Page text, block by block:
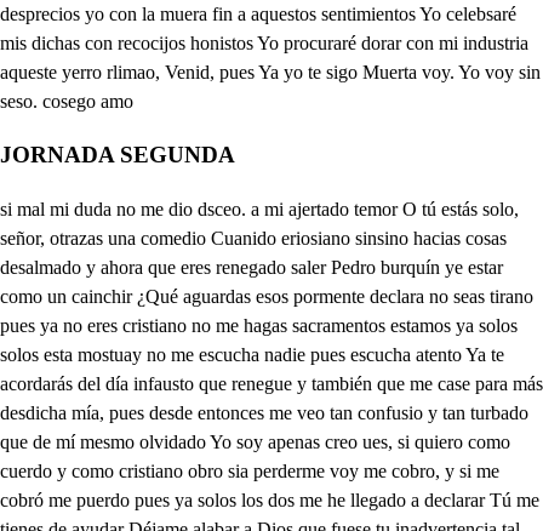
JORNADA SEGUNDA
si mal mi duda no me dio dsceo. a mi ajertado temor O tú estás solo, señor, otrazas una comedio Cuanido eriosiano sinsino hacias cosas desalmado y ahora que eres renegado saler Pedro burquín ye estar como un cainchir ¿Qué aguardas esos pormente declara no seas tirano pues ya no eres cristiano no me hagas sacramentos estamos ya solos solos esta mostuay no me escucha nadie pues escucha atento Ya te acordarás del día infausto que renegue y también que me case para más desdicha mía, pues desde entonces me veo tan confusio y tan turbado que de mí mesmo olvidado Yo soy apenas creo ues, si quiero como cuerdo y como cristiano obro sia perderme voy me cobro, y si me cobró me puerdo pues ya solos los dos me he llegado a declarar Tú me tienes de ayudar Déjame alabar a Dios que fuese tu inadvertencia tal que se trujese avara a que fueres moro para que tengas mejor conciencia Mas puues quieres mi favor porque ayude tu ventura Dame cualquiera costura y manos a la labor Yo quisiera esquifeo que entre la tirbaligera que se enbarla en la galera que fuesen turbado estoy No es lo que te está turbando Eso mao como atrevido en la vurtud no has leído la estás ahora deletreando yo hice aqueste yerro a furioso y de ocoperado porque al cielo conjurado eypresu mí contra mí. porque a Eugenia oimaginaba que soberbio y importuro en sus bóvedas neptuno tu cadaver sepultaba mas es tal imaginando que están porque más me asombre si ofendiendo a Dios el hombre al hombre Dios perdonando y así quiere ir a buscar en un ligero nabio porque quese mar imprío de Dios el inadoso mar y si no fia besa igual aumente trinos vimiento. de mí que sus y furos el viento, de miolo el raudal ya que me determino y tú mi ayuida has de ser te quiero dar a entender la industria que yo imagino mío maal bárbaro. meizo de cien afrillanos, caintan, porque y mi manos de la casóli la lez boren el sagrado injurio y en la costa valenciana a toda gente cristiana, la reduzca a cantiberío Y para eso está en la playo un ligero vergantir que con soplos declarir a todo el mar tiene araya con ocasión de los remos y el embarcar cien cristicoos entre todos y mimanos matar los moros podemos a que me vea dueño. del buque con esta hazaña pasaré a mi patria a España con que peradesenireno para mí, pues si atrevido estos perros de esta suerte al alma le dieron muerte Yo he de quitarlos la vidas. olos meteréen la trena dándome fiel testimonio, y daremos al demonio. señor, unaa buen ajena de Eugenia se se olvida ppues si nos vamos los dos en ella te juro aDios Qué será linda partida Pues que tú entras al espacio donde está mi prenda amada se lo di que ella informada de lo que pasá el palacio dejara Qué bravo toque Yo sólo la he de traer sin poderlo defender que es el Rey ni rey ni robu Pues silencio le dibujo Ya son agravios Digo que encerar los labos he de parecer cartujo pues a Dios y si de aquí logro el pasaje de España. Yo haré que por esta azana se acuerde el mundo de mí pues si eso lo gras, yo espero que te llamen las Españas inventador de azañas venturoso aganera Mas cielos en que me agravia Aquí de Dios esta tierra si de amor está una purra cndo rabía cuando parbre onglas este lombre me talabría al punto le doy la queja y viene como una oveja a darme un ibolo de cabro, si de mi vista no es hierro alale juraría con efeco que Taríf con gran secreto hablaba con este perro ypor laotro po co descansa quejoso amor que está mal pasado pero con este crizado no estaba hablando mi esposo entrarme quiero allá dentro. Vaya la galga a escuelgar pero qre llego a mirar Digo Táírenme este encuentro tenido esto No te vayas ono lo puedo excusar porque en viéndote nevo mas voy a dar mi embajado y le detier ar la sa Ya desespiero liendo de por aquí mecer caduero perta pora la puenatajada embajada le hoy decir que va esté criado a dar mi sospecha que pusar no me ha llegado a mentir sabré lo que es, en efecto pues le vi con el hablar quiero llegar a purar lo que le dijo en secreto. Qué es dispara te imagino elirme de aquí, porque para partir de aquía fe que no he encontrado camino si mi furor y mi mano si mi cólera y mimana ¿Qué es esto? Aquí estás hermana? Tú aquí qué es aqueesto hermano Yo quedo muy bien aviado elo este pobre amparar porque de aqueesta hermandad quenso salir asacteado Aquí este criado estaba hablando con Taris que en que yo le hablaba miente. uste quiera el quien me hablaba pues él contigo enetrato allá ciertas pretensiones Sobre que sóbregaleones ya leone como plata sinolo No hay que tratar Refiérelo Hay tal porfía decirte lo que el decía peria hablar de la mar pues perro Ya se des boca dadle un tormento al instante si me le dan con turbante será tormento de tola Digo el caso con efecto que ahora no será mengua como huimeda es la lengua resbala cualquier secreto no lo dices. aya me ladra No prosigues que yo zobra Yo lo pondré por la obró ya que he dado lo palabro dice que como le envías a ser cosario sus manos ppara amarar los cristianos quiere tomar unaslías. y en siendo de nochea yula al navio mui sentidos que mientras esteis dormidos el procura estar en vela y en esto no haye locura pues antes discreto es ppara que todos desquíés veáis del dueño la soltura Él pasa a España losano, porque dice el pobrecito que de ser moro está aito y quiere trolar cristiano tú extrañad su yerro por llevar moros a todos pretende por varios modos reppartir les pan de perro, y porque más lo encarezcas cuando acabe de matar los ha de echar a lomar pporque son muy lindas perlas estos venojo acrisola, que como ve queen la nave un morillo y otro cabe los quiere dar yolguembola. Ya he dicho cuanto es aludo y así te quiero pedir señor, que me deera oisedo e todo lo hastaido y si me excusáis del daño Albano a trabajar voy y cuanto más aquí esto hay más que acer en el vano. de cólera quido ciego, Recela, Tariq tu estrago. que bacifrada en mi amaro. todo la esfera del fuego Si a esto mi esposo se atrevo preciso sejan sus daños de le segulcro a mis años. esa campaña de nievo mi voz a los cielos clame, pruebe mi rabia y furor. falso tradir Vive felice. Muere infame. aja con Dios Antes te quiero advertir di que que si ha de morir un alma vive en los dos y considera en tal calma que si fallece en tal suerte bcano no más que una muerta quedan dos cuerpos sin alma aunque hoy la muerte le dé sola tu hino me engaño. ocasionaste su daño Yo, porque escucha, porque un baro unvidradán de agua lleno, hoy en su líguido cristal un traidor undesleal cauteloso hecho veneno. y el mirero quebebio el vocor sin doble trato a no muy distante rato. infelice revento Esto fuves a este cristiano le sucedió sin ventura que el veneno es tu hermosura y ha sido el cristal tu mano pues no suyo escruquiloso tal felicidad gozar y así, luno a reventar de ypuro verse dichoso. y pruebo que si en tal dicha no viera tu perfeción Él no tuviera occisión para beber su desdicho Considera, mira, advierte que si en su feliz estado por la voz areventado que está cercana su muerte para cuadrido tantos cielos, ardientes rayos guardáis porque no los arrojáis para alabar mis desvelos mate me en esa ribera fiera que el roble en cadena mas si no mata esta yrena Qué fiera hay que sea tan fiera pero no muera el ingrato y vuelva a vivir mi vida. porque he de andar yo yrerdida con quien halló siempre ingrato y si faltanrstrumentos por mi boca y por mis ojos sea su vida despojos de todos cuatro elementos mi llanto con breves plazos se anegue y ruez tal me miro. olon un delul suspiro al viento vuele en pedazos. y ppues, mira mi razón pueo el mimo llegué abrazarle y sepulcro en que enterrarle ofrezca mi corazón. pero la muerte que aquí aplilo al esclavo cruel, buscándola contra él la vengo a hallar contra mí. que cuando al aire le entrego al fuego al agua y al viento me sirven de momimento viento agua, tierra y fuego hoy tuogritos feroces dale corada y conjeture sivienes de donde mal pleito tienes metiéndolo todo a voces. no tener rostrotereno dar voces no haber regalo Bien puede ello no ser malo pero no puede ser bueno tarif procede y mi mano contra nuestra tantale siendo a mí a mi hermano al Rey falso atrevido y tirano, y es justo que le prevengo muerte en que llegué a pagar cómo que le han de matar nunca mayor mal le venga siempre dije oviera abuso estar tú con él tan cluela dístele lino en tu vuela con quedio en andar al uso no llores, porque es fiereza el llegarte así apodrir Mira, déjale morir yas cuenta que fue fineza más pucheros patarata Ya te has echado a purder mas los guerras porcocer la crudeza con que trata Déjale combarabas Eso no queen su favor ha de obrar siempre mi amor fortuna hagalo de más. lesde y astí quiero ir apalao depa de por estorbar tal pusar Amor, pues sabes volar No me lleves tan aspacio Yo había por un pricarote de andar con tanto dolor y yendo a espacio su amor a de andar mi amor altrote señoras por varios modos a cualquier hombre condeno que el puor es el mao bueno juego de Dios en todos sale llorando engeno yel ey solos quiero su filicar. Señor, pues puadoso os miro osváis de aqueste retiro por oreyo pueda llorar pues siendo así que es verdad que no lo puedo sufrir cuando va el llanto a venir encuentra a tu majestad nuncaos lleguéis a ofender de que os vea, aun que lloráis porque tan hermosa estáis que en veros no hay más que ver si el sol cuando esta sereno loquiere intentar su agradable luz mirar quedará de vista ajeno y así cualquiera procura si algún niblado se atreve a ocultarle entre su nube el registrar su hermosura Yo así, cuando tu arrebol sere no se dejaber no he podido comprender la perteción de tu sol porque a quien no dades mayos si va a ver tu perfeción la suave esalación ales da de tus celes. Por esto no es bien te espante. si ahora a verte mi adelanto pues está en tu terno llanto puesta la nube delante mas por ese atrevimiento contra quien luéndo le está el sol rayos vibrara y no logrará su intento no lo digo, porque en mí Cordura ha de haber tan poca mas no es mucho que este loca si un dolor fue el freneso porque tu